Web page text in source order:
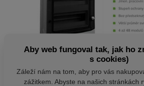
Aby web fungoval tak, jak ho
s cookies)
Záleží nám na tom, aby pro vás
zážitkem. Abyste na našich stránkách